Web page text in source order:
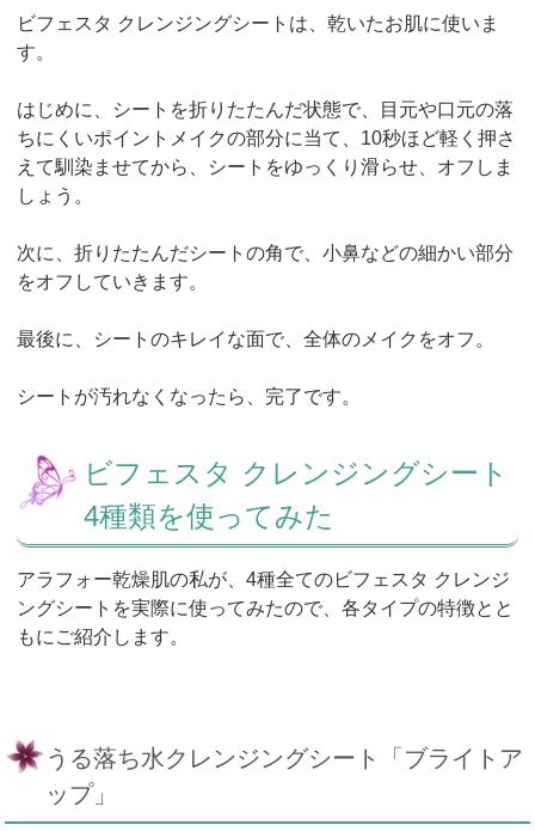
ビフェスタ クレンジングシートは、乾いたお肌に使いま
す。
はじめに、シートを折りたたんだ状態で、目元や口元の落
ちにくいポイントメイクの部分に当て、10秒ほど軽く押さ
えて馴染ませてから、シートをゆっくり滑らせ、オフしま
しょう。
次に、折りたたんだシートの角で、小鼻などの細かい部分
をオフしていきます。
最後に、シートのキレイな面で、全体のメイクをオフ。
シートが汚れなくなったら、完了です。
ビフェスタ クレンジングシート
4種類を使ってみた
アラフォー乾燥肌の私が、4種全てのビフェスタ クレンジ
ングシートを実際に使ってみたので、各タイプの特徴とと
もにご紹介します。
うる落ち水クレンジングシート「ブライトア
ップ」